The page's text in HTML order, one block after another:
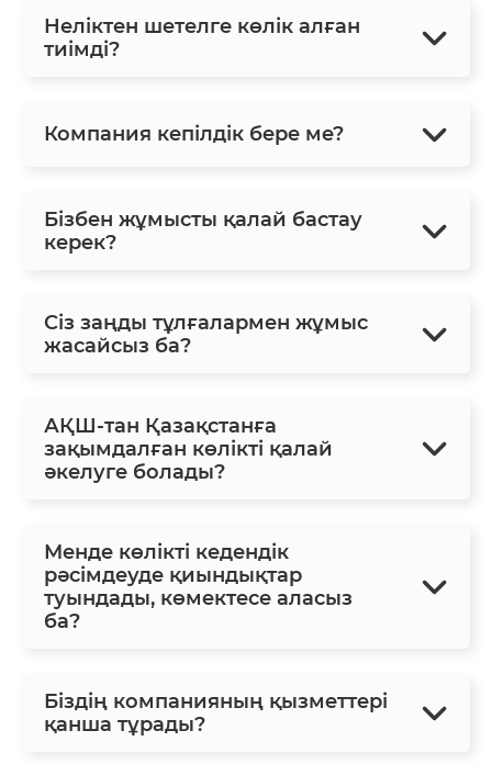
Неліктен шетелге көлік алған
тиімді?
Компания кепілдік бере ме?
Бізбен жұмысты қалай бастау
керек?
Сіз заңды тұлғалармен жұмыс
жасайсыз ба?
АҚШ-тан Қазақстанға
зақымдалған көлікті қалай
әкелуге болады?
Менде көлікті кедендік
рәсімдеуде қиындықтар
туындады, көмектесе аласыз
ба?
Біздің компанияның қызметтері
қанша тұрады?